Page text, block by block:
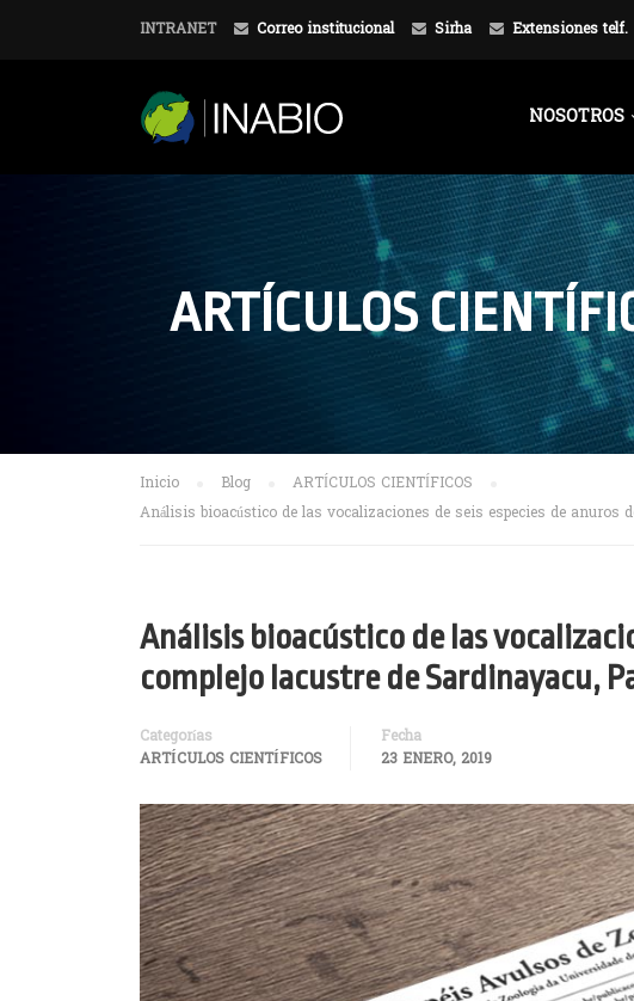
INTRANET Correo institucional Sirha Extensiones telf.
NOSOTROS
ARTÍCULOS
Inicio Blog
ARTÍCULOS CIENTÍFICOS
Análisis bioacústico de las vocalizaciones de seis especies de anuros
Análisis bioacústico de las
complejo lacustre de Sardinayacu,
Categorías
ARTÍCULOS CIENTÍFICOS
Fecha
23 ENERO, 2019